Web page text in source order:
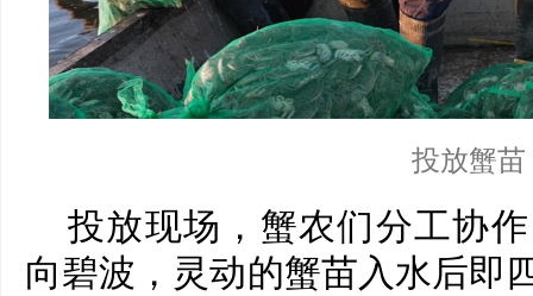
投放蟹苗
投放现场，蟹农们分工协
向碧波，灵动的蟹苗入水后即